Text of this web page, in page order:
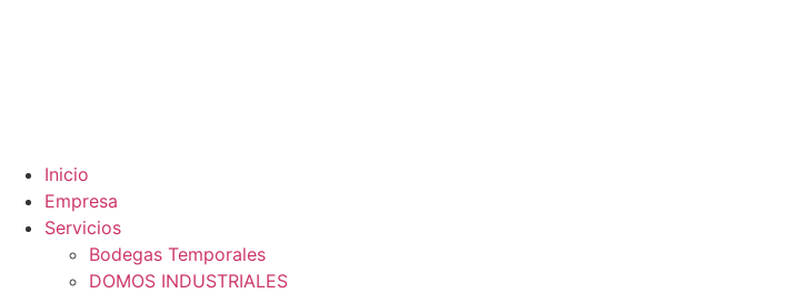
Inicio
Empresa
Servicios
Bodegas Temporales
DOMOS INDUSTRIALES